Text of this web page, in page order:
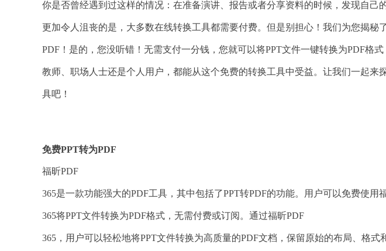
你是否曾经遇到过这样的情况：在准备演讲、报告或者分享资料的时候，发现自己
更加令人沮丧的是，大多数在线转换工具都需要付费。但是别担心！我们为您揭
PDF！是的，您没听错！无需支付一分钱，您就可以将PPT文件一键转换为PDF格
教师、职场人士还是个人用户，都能从这个免费的转换工具中受益。让我们一起来
具吧！
免费PPT转为PDF
福昕PDF
365是一款功能强大的PDF工具，其中包括了PPT转PDF的功能。用户可以免费使用
365将PPT文件转换为PDF格式，无需付费或订阅。通过福昕PDF
365，用户可以轻松地将PPT文件转换为高质量的PDF文档，保留原始的布局、格式